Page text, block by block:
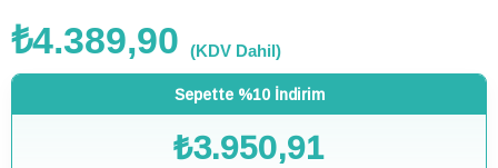
₺4.389,90 (KDV Dahil)
Sepette %10 İndirim
₺3.950,91